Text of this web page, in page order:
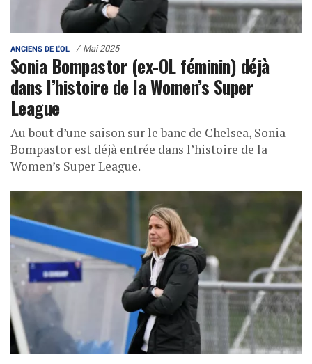
ANCIENS DE L'OL Mai 2025
Sonia Bompastor (ex-OL féminin) déjà
dans l’histoire de la Women’s Super
League
Au bout d’une saison sur le banc de Chelsea, Sonia
Bompastor est déjà entrée dans l’histoire de la
Women’s Super League.